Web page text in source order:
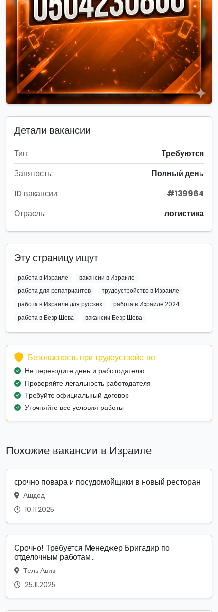
Детали вакансии
Тип:
Требуются
Занятость:
Полный день
ID вакансии:
#139964
Отрасль:
логистика
Эту страницу ищут
работа в Израиле
вакансии в Израиле
работа для репатриантов
трудоустройство в Израиле
работа в Израиле для русских
работа в Израиле 2024
работа в Беэр Шева
вакансии Беэр Шева
Безопасность при трудоустройстве
Не переводите деньги работодателю
Проверяйте легальность работодателя
Требуйте официальный договор
Уточняйте все условия работы
Похожие вакансии в Израиле
срочно повара и посудомойщики в новый ресторан
Ашдод
10.11.2025
Срочно! Требуется Менеджер Бригадир по
отделочным работам...
Тель Авив
25.11.2025